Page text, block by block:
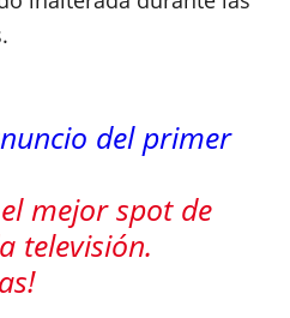
del primer
mejor spot de
televisión.